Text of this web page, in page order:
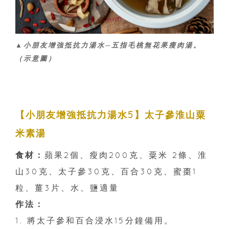
▲小朋友增強抵抗力湯水─五指毛桃無花果瘦肉湯。
（示意圖）
【小朋友增強抵抗力湯水5】太子參淮山粟
米素湯
食材： 蘋果2個、瘦肉200克、粟米 2條、淮
山30克、太子參30克、百合30克、蜜棗1
粒、薑3片、水、鹽適量
作法：
1. 將太子參和百合浸水15分鐘備用。